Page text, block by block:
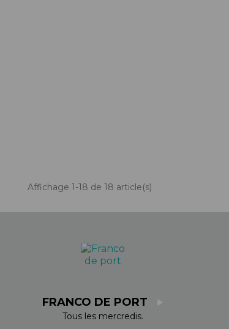
Affichage 1-18 de 18 article(s)
FRANCO DE PORT
Tous les mercredis.